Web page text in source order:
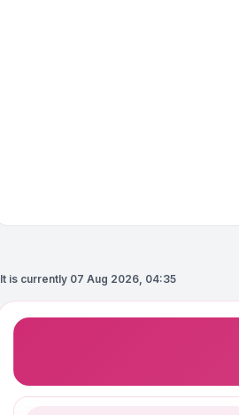
It is currently 07 Aug 2026, 04:35